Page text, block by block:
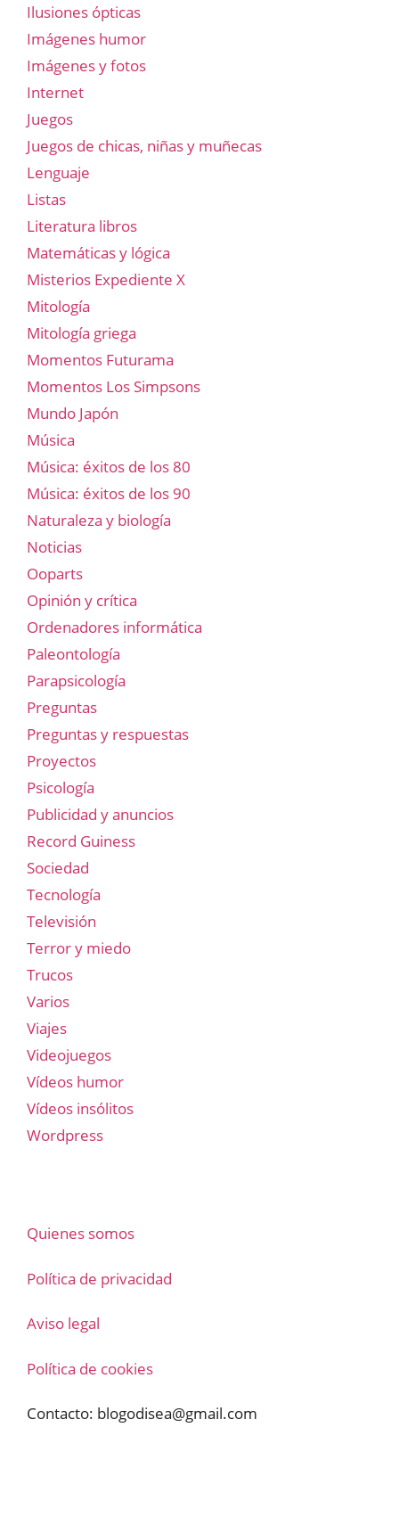
Ilusiones ópticas
Imágenes humor
Imágenes y fotos
Internet
Juegos
Juegos de chicas, niñas y muñecas
Lenguaje
Listas
Literatura libros
Matemáticas y lógica
Misterios Expediente X
Mitología
Mitología griega
Momentos Futurama
Momentos Los Simpsons
Mundo Japón
Música
Música: éxitos de los 80
Música: éxitos de los 90
Naturaleza y biología
Noticias
Ooparts
Opinión y crítica
Ordenadores informática
Paleontología
Parapsicología
Preguntas
Preguntas y respuestas
Proyectos
Psicología
Publicidad y anuncios
Record Guiness
Sociedad
Tecnología
Televisión
Terror y miedo
Trucos
Varios
Viajes
Videojuegos
Vídeos humor
Vídeos insólitos
Wordpress
Quienes somos
Política de privacidad
Aviso legal
Política de cookies
Contacto: blogodisea@gmail.com